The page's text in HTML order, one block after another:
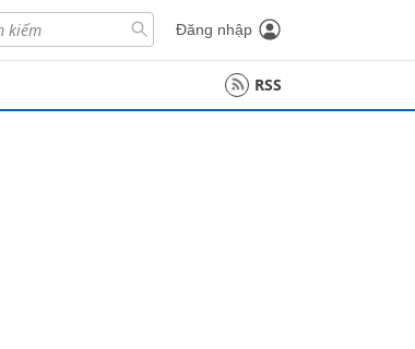
Đăng nhập
RSS